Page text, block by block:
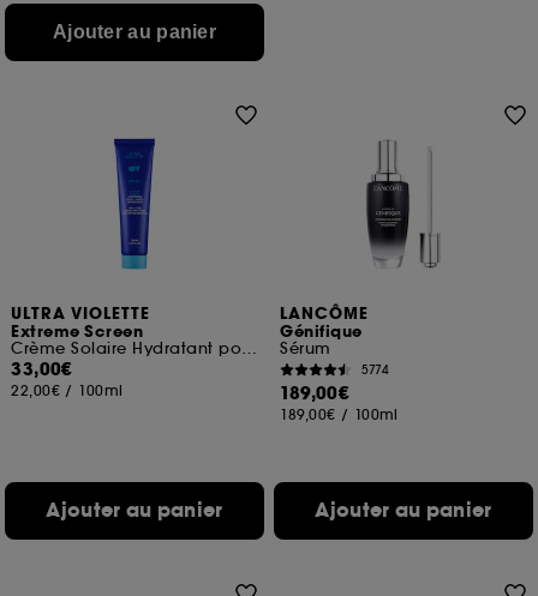
Ajouter au panier
ULTRA VIOLETTE
Extreme Screen
Crème Solaire Hydratant pour le corps et les mains SPF50+
33,00€
22,00€ / 100ml
Ajouter au panier
LANCÔME
Génifique
Sérum
5774
189,00€
189,00€ / 100ml
Ajouter au panier